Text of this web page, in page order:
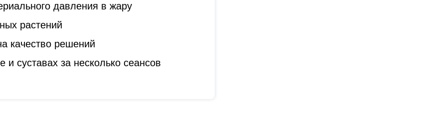
давления в жару
растений
качество решений
и суставах за несколько сеансов